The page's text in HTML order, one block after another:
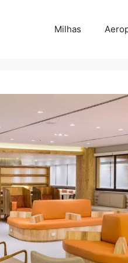
Milhas